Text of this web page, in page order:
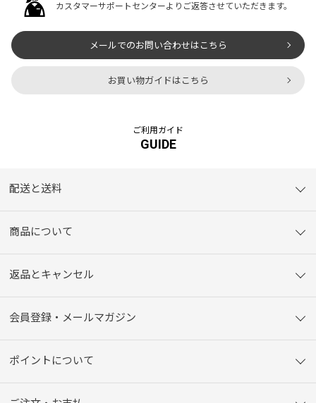
カスタマーサポートセンターよりご返答させていただきます。
メールでのお問い合わせはこちら
お買い物ガイドはこちら
ご利用ガイド
GUIDE
配送と送料
商品について
返品とキャンセル
会員登録・メールマガジン
ポイントについて